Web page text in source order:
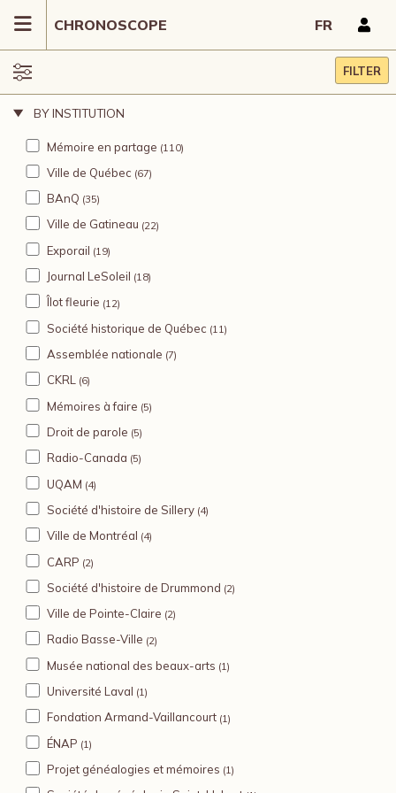
CHRONOSCOPE FR
FILTER
BY INSTITUTION
Mémoire en partage (110)
Ville de Québec (67)
BAnQ (35)
Ville de Gatineau (22)
Exporail (19)
Journal LeSoleil (18)
Îlot fleurie (12)
Société historique de Québec (11)
Assemblée nationale (7)
CKRL (6)
Mémoires à faire (5)
Droit de parole (5)
Radio-Canada (5)
UQAM (4)
Société d'histoire de Sillery (4)
Ville de Montréal (4)
CARP (2)
Société d'histoire de Drummond (2)
Ville de Pointe-Claire (2)
Radio Basse-Ville (2)
Musée national des beaux-arts (1)
Université Laval (1)
Fondation Armand-Vaillancourt (1)
ÉNAP (1)
Projet généalogies et mémoires (1)